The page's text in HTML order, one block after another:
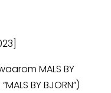
MALS BY
BY BJORN”)